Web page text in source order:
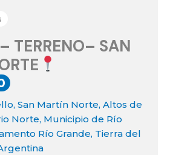
TERRENO– SAN
San Martín Norte, Altos de
Norte, Municipio de Río
Río Grande, Tierra del